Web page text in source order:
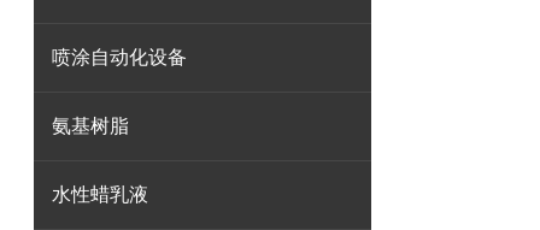
喷涂自动化设备
氨基树脂
水性蜡乳液